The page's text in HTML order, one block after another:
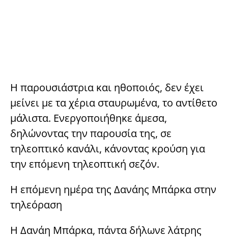
Η παρουσιάστρια και ηθοποιός, δεν έχει
μείνει με τα χέρια σταυρωμένα, το αντίθετο
μάλιστα. Ενεργοποιήθηκε άμεσα,
δηλώνοντας την παρουσία της, σε
τηλεοπτικό κανάλι, κάνοντας κρούση για
την επόμενη τηλεοπτική σεζόν.
Η επόμενη ημέρα της Δανάης Μπάρκα στην
τηλεόραση
Η Δανάη Μπάρκα, πάντα δήλωνε λάτρης